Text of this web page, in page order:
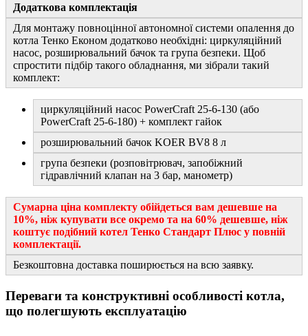
Додаткова комплектація
Для монтажу повноцінної автономної системи опалення до
котла Тенко Економ додатково необхідні: циркуляційний
насос, розширювальний бачок та група безпеки. Щоб
спростити підбір такого обладнання, ми зібрали такий
комплект:
циркуляційний насос PowerCraft 25-6-130 (або
PowerCraft 25-6-180) + комплект гайок
розширювальний бачок KOER BV8 8 л
група безпеки (розповітрювач, запобіжний
гідравлічний клапан на 3 бар, манометр)
Сумарна ціна комплекту обійдеться вам дешевше на
10%, ніж купувати все окремо та на 60% дешевше, ніж
коштує подібний котел Тенко Стандарт Плюс у повній
комплектації.
Безкоштовна доставка поширюється на всю заявку.
Переваги та конструктивні особливості котла,
що полегшують експлуатацію